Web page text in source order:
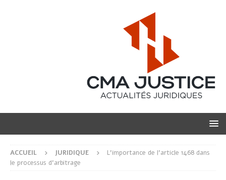
ACCUEIL JURIDIQUE
L’importance de l’article 1468 dans
le processus d’arbitrage